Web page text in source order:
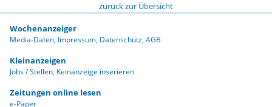
zurück zur Übersicht
Wochenanzeiger
Media-Daten Impressum Datenschutz AGB
Kleinanzeigen
Jobs / Stellen Keinanzeige inserieren
Zeitungen online lesen
e-Paper